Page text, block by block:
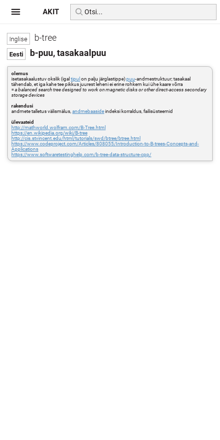
b-tree
b-puu, tasakaalpuu
olemus
isetasakaalustuv okslik (igaltipul on palju järglastippe)puu-andmestruktuur; tasakaal
tähendab, et iga kahe tee pikkus juurest leheni ei erine rohkem kui ühe kaare võrra
=a balanced search tree designed to work on magnetic disks or other direct-access secondary
storage devices
rakendusi
andmete talletus välismälus,andmebaasideindeksi korraldus, failisüsteemid
ülevaateid
http://mathworld.wolfram.com/B-Tree.html
https://en.wikipedia.org/wiki/B-tree
http://cis.stvincent.edu/html/tutorials/swd/btree/btree.html
https://www.codeproject.com/Articles/808055/Introduction-to-B-trees-Concepts-and-
Applications
https://www.softwaretestinghelp.com/b-tree-data-structure-cpp/
AKIT